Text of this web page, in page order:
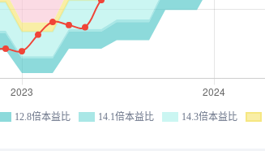
12.8倍本益比 14.1倍本益比 14.3倍本益比